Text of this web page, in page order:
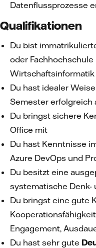
Datenflussprozesse
Qualifikationen
Du bist
oder
Du hast idealer
Semester erfolgreich
Du bringst sichere
Office mit
Du hast Kenntnisse
Azure DevOps und
Du besitzt eine
systematische Denk-
Du bringst eine gute
Engagement,
Du hast sehr gute